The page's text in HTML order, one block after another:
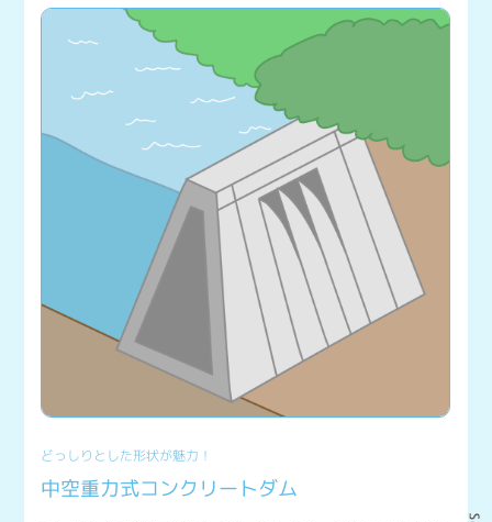
どっしりとした形状が魅力！
中空重力式コンクリートダム